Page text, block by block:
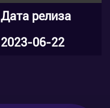
Дата релиза
2023-06-22